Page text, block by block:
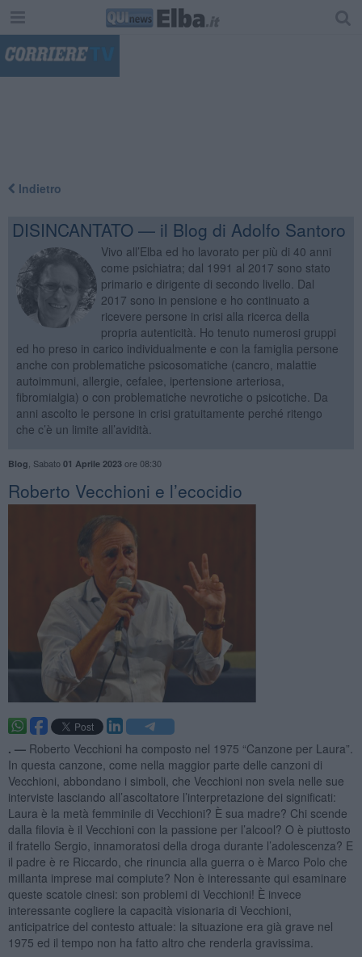
Indietro
DISINCANTATO — il Blog di Adolfo Santoro
Vivo all’Elba ed ho lavorato per più di 40 anni
come psichiatra; dal 1991 al 2017 sono stato
primario e dirigente di secondo livello. Dal
2017 sono in pensione e ho continuato a
ricevere persone in crisi alla ricerca della
propria autenticità. Ho tenuto numerosi gruppi
ed ho preso in carico individualmente e con la famiglia persone
anche con problematiche psicosomatiche (cancro, malattie
autoimmuni, allergie, cefalee, ipertensione arteriosa,
fibromialgia) o con problematiche nevrotiche o psicotiche. Da
anni ascolto le persone in crisi gratuitamente perché ritengo
che c’è un limite all’avidità.
Blog Sabato 01 Aprile 2023ore 08:30
​Roberto Vecchioni e l’ecocidio
. — Roberto Vecchioni ha composto nel 1975 “Canzone per Laura”.
In questa canzone, come nella maggior parte delle canzoni di
Vecchioni, abbondano i simboli, che Vecchioni non svela nelle sue
interviste lasciando all’ascoltatore l’interpretazione dei significati:
Laura è la metà femminile di Vecchioni? È sua madre? Chi scende
dalla filovia è il Vecchioni con la passione per l’alcool? O è piuttosto
il fratello Sergio, innamoratosi della droga durante l’adolescenza? E
il padre è re Riccardo, che rinuncia alla guerra o è Marco Polo che
millanta imprese mai compiute? Non è interessante qui esaminare
queste scatole cinesi: son problemi di Vecchioni! È invece
interessante cogliere la capacità visionaria di Vecchioni,
anticipatrice del contesto attuale: la situazione era già grave nel
1975 ed il tempo non ha fatto altro che renderla gravissima.